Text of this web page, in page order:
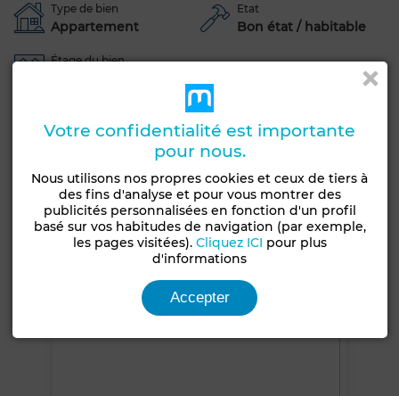
Type de bien
Appartement
Etat
Bon état / habitable
Étage du bien
Vue sur mer
Concierge Climatisation Cuisine équipée
Voir plus de photos
Votre confidentialité est importante
pour nous.
Nous utilisons nos propres cookies et ceux de tiers à
des fins d'analyse et pour vous montrer des
publicités personnalisées en fonction d'un profil
basé sur vos habitudes de navigation (par exemple,
les pages visitées). Cliquez ICI pour plus
d'informations
Accepter